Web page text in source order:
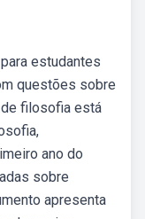
estudantes
questões sobre
filosofia está
ano do
sobre
apresenta